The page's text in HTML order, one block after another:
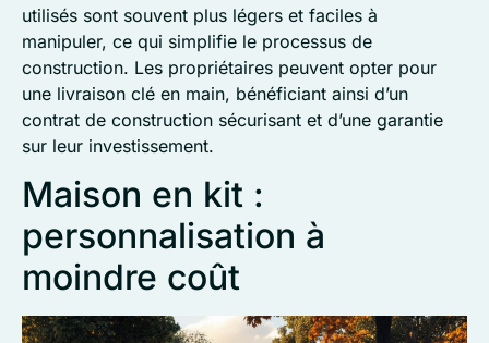
utilisés sont souvent plus légers et faciles à
manipuler, ce qui simplifie le processus de
construction. Les propriétaires peuvent opter pour
une livraison clé en main, bénéficiant ainsi d’un
contrat de construction sécurisant et d’une garantie
sur leur investissement.
Maison en kit :
personnalisation à
moindre coût